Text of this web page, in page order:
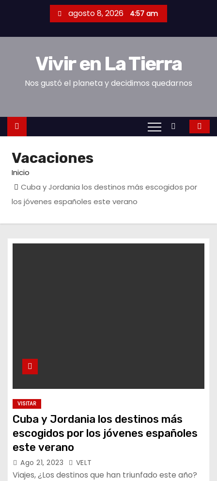
c
o
agosto 8, 2026 4:57 am
Vivir en La Tierra
Nos gustó el planeta y decidimos quedarnos
Vacaciones
Inicio
Cuba y Jordania los destinos más escogidos por
los jóvenes españoles este verano
VISITAR
Cuba y Jordania los destinos más
escogidos por los jóvenes españoles
este verano
Ago 21, 2023 VELT
Viajes, ¿Los destinos que han triunfado este año?